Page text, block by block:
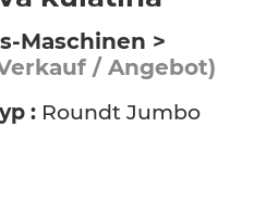
Maschinen >
/ Angebot)
: Roundt Jumbo